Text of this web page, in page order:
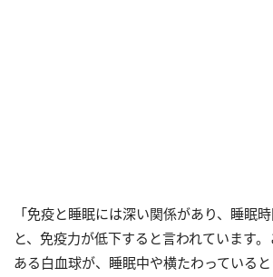
「免疫と睡眠には深い関係があり、睡眠
と、免疫力が低下すると言われています
ある白血球が、睡眠中や横たわっている